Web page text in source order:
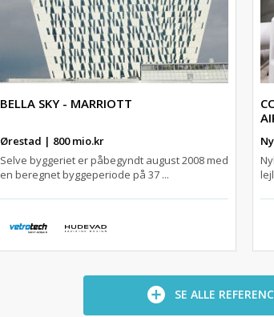
BELLA SKY - MARRIOTT
Ørestad | 800 mio.kr
Selve byggeriet er påbegyndt august 2008 med
en beregnet byggeperiode på 37 ...
SE ALLE